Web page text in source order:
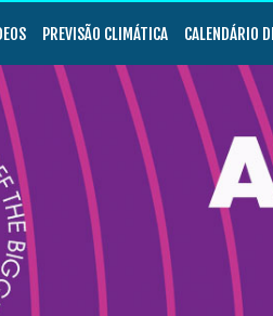
PREVISÃO CLIMÁTICA CALENDÁRIO